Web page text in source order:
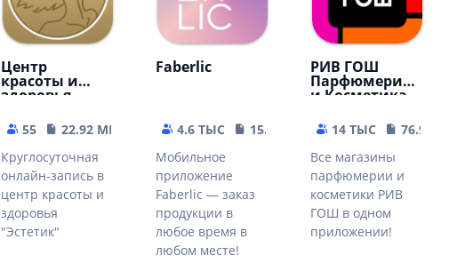
Центр
красоты и
здоровья
55
22.92 MB
Круглосуточная
онлайн-запись в
центр красоты и
здоровья
"Эстетик"
Faberlic
4.6 ТЫС
15.07 MB
Мобильное
приложение
Faberlic — заказ
продукции в
любое время в
любом месте!
РИВ ГОШ
Парфюмерия
и Косметика
14 ТЫС
76.98 MB
Все магазины
парфюмерии и
косметики РИВ
ГОШ в одном
приложении!